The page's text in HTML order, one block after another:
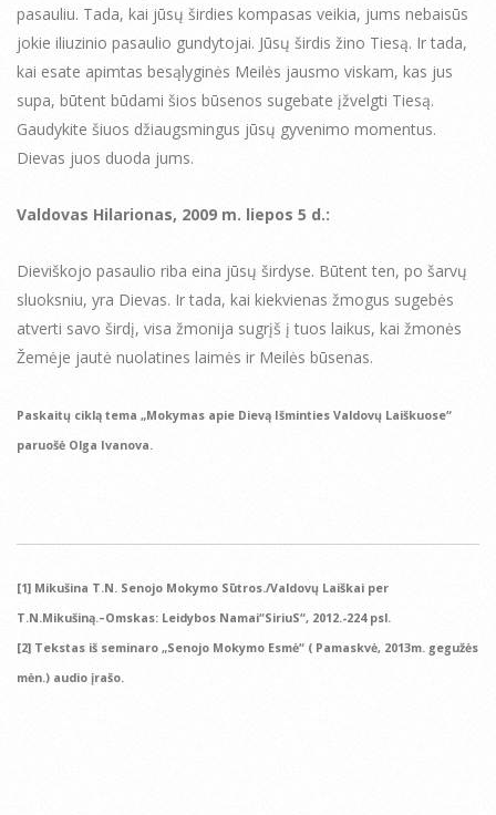
pasauliu. Tada, kai jūsų širdies kompasas veikia, jums nebaisūs
jokie iliuzinio pasaulio gundytojai. Jūsų širdis žino Tiesą. Ir tada,
kai esate apimtas besąlyginės Meilės jausmo viskam, kas jus
supa, būtent būdami šios būsenos sugebate įžvelgti Tiesą.
Gaudykite šiuos džiaugsmingus jūsų gyvenimo momentus.
Dievas juos duoda jums.
Valdovas Hilarionas, 2009 m. liepos 5 d.:
Dieviškojo pasaulio riba eina jūsų širdyse. Būtent ten, po šarvų
sluoksniu, yra Dievas. Ir tada, kai kiekvienas žmogus sugebės
atverti savo širdį, visa žmonija sugrįš į tuos laikus, kai žmonės
Žemėje jautė nuolatines laimės ir Meilės būsenas.
Paskaitų ciklą tema „Mokymas apie Dievą Išminties Valdovų Laiškuose“
paruošė Olga Ivanova.
[1] Mikušina T.N. Senojo Mokymo Sūtros./Valdovų Laiškai per
T.N.Mikušiną.–Omskas: Leidybos Namai“SiriuS“, 2012.-224 psl.
[2] Tekstas iš seminaro „Senojo Mokymo Esmė“ ( Pamaskvė, 2013m. gegužės
mėn.) audio įrašo.